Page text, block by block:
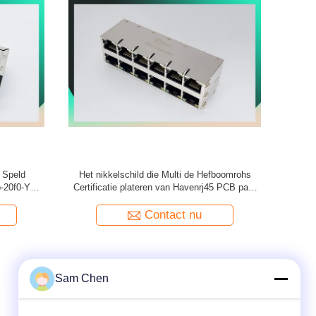
1000
EMI
Wijfje aan Mannelijke Multi de Havenhefboom
van Rj45 met LEIDENE/Rj45-Lan
Contact nu
Sam Chen